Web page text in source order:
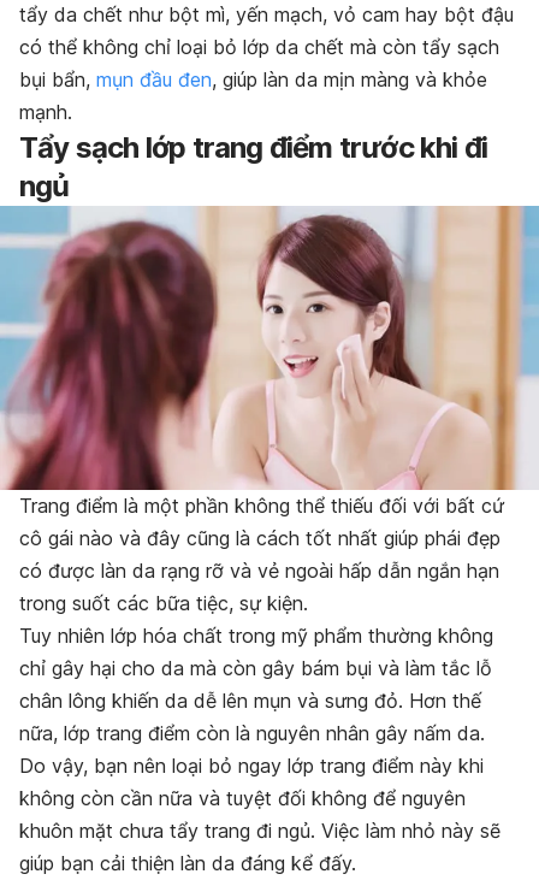
tẩy da chết như bột mì, yến mạch, vỏ cam hay bột đậu
có thể không chỉ loại bỏ lớp da chết mà còn tẩy sạch
bụi bẩn, mụn đầu đen, giúp làn da mịn màng và khỏe
mạnh.
Tẩy sạch lớp trang điểm trước khi đi
ngủ
Trang điểm là một phần không thể thiếu đối với bất cứ
cô gái nào và đây cũng là cách tốt nhất giúp phái đẹp
có được làn da rạng rỡ và vẻ ngoài hấp dẫn ngắn hạn
trong suốt các bữa tiệc, sự kiện.
Tuy nhiên lớp hóa chất trong mỹ phẩm thường không
chỉ gây hại cho da mà còn gây bám bụi và làm tắc lỗ
chân lông khiến da dễ lên mụn và sưng đỏ. Hơn thế
nữa, lớp trang điểm còn là nguyên nhân gây nấm da.
Do vậy, bạn nên loại bỏ ngay lớp trang điểm này khi
không còn cần nữa và tuyệt đối không để nguyên
khuôn mặt chưa tẩy trang đi ngủ. Việc làm nhỏ này sẽ
giúp bạn cải thiện làn da đáng kể đấy.